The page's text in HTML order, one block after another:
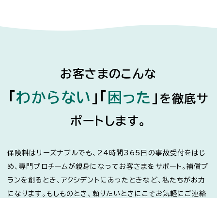
お客さまのこんな
「わからない 」 「 困った 」 を徹底サ
ポートします。
保険料はリーズナブルでも、24時間365日の事故受付をはじ
め、専門プロチームが親身になってお客さまをサポート。補償プ
ランを創るとき、アクシデントにあったときなど、私たちがお力
になります。もしものとき、頼りたいときにこそお気軽にご連絡